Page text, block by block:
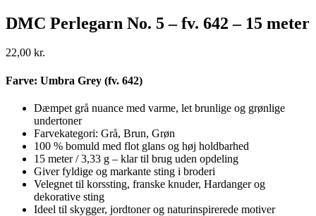
DMC Perlegarn No. 5 – fv. 642 – 15 meter
22,00 kr.
Farve: Umbra Grey (fv. 642)
Dæmpet grå nuance med varme, let brunlige og grønlige
undertoner
Farvekategori: Grå, Brun, Grøn
100 % bomuld med flot glans og høj holdbarhed
15 meter / 3,33 g – klar til brug uden opdeling
Giver fyldige og markante sting i broderi
Velegnet til korssting, franske knuder, Hardanger og
dekorative sting
Ideel til skygger, jordtoner og naturinspirerede motiver